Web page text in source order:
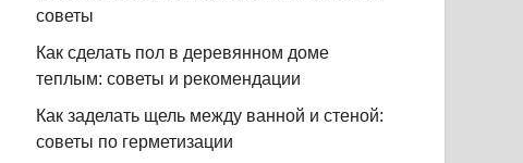
советы
Как сделать пол в деревянном доме
теплым: советы и рекомендации
Как заделать щель между ванной и стеной:
советы по герметизации